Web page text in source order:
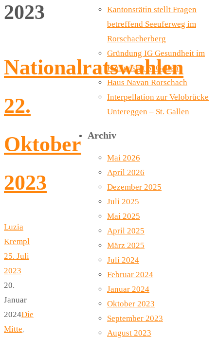
2023
Nationalratswahlen
22.
Oktober
2023
Luzia
Krempl
25. Juli
2023
20.
Januar
2024Die
Mitte,
Kantonsrätin stellt Fragen
betreffend Seeuferweg im
Rorschacherberg
Gründung IG Gesundheit im
Kantonsrat St.Gallen
Haus Navan Rorschach
Interpellation zur Velobrücke
Untereggen – St. Gallen
Archiv
Mai 2026
April 2026
Dezember 2025
Juli 2025
Mai 2025
April 2025
März 2025
Juli 2024
Februar 2024
Januar 2024
Oktober 2023
September 2023
August 2023